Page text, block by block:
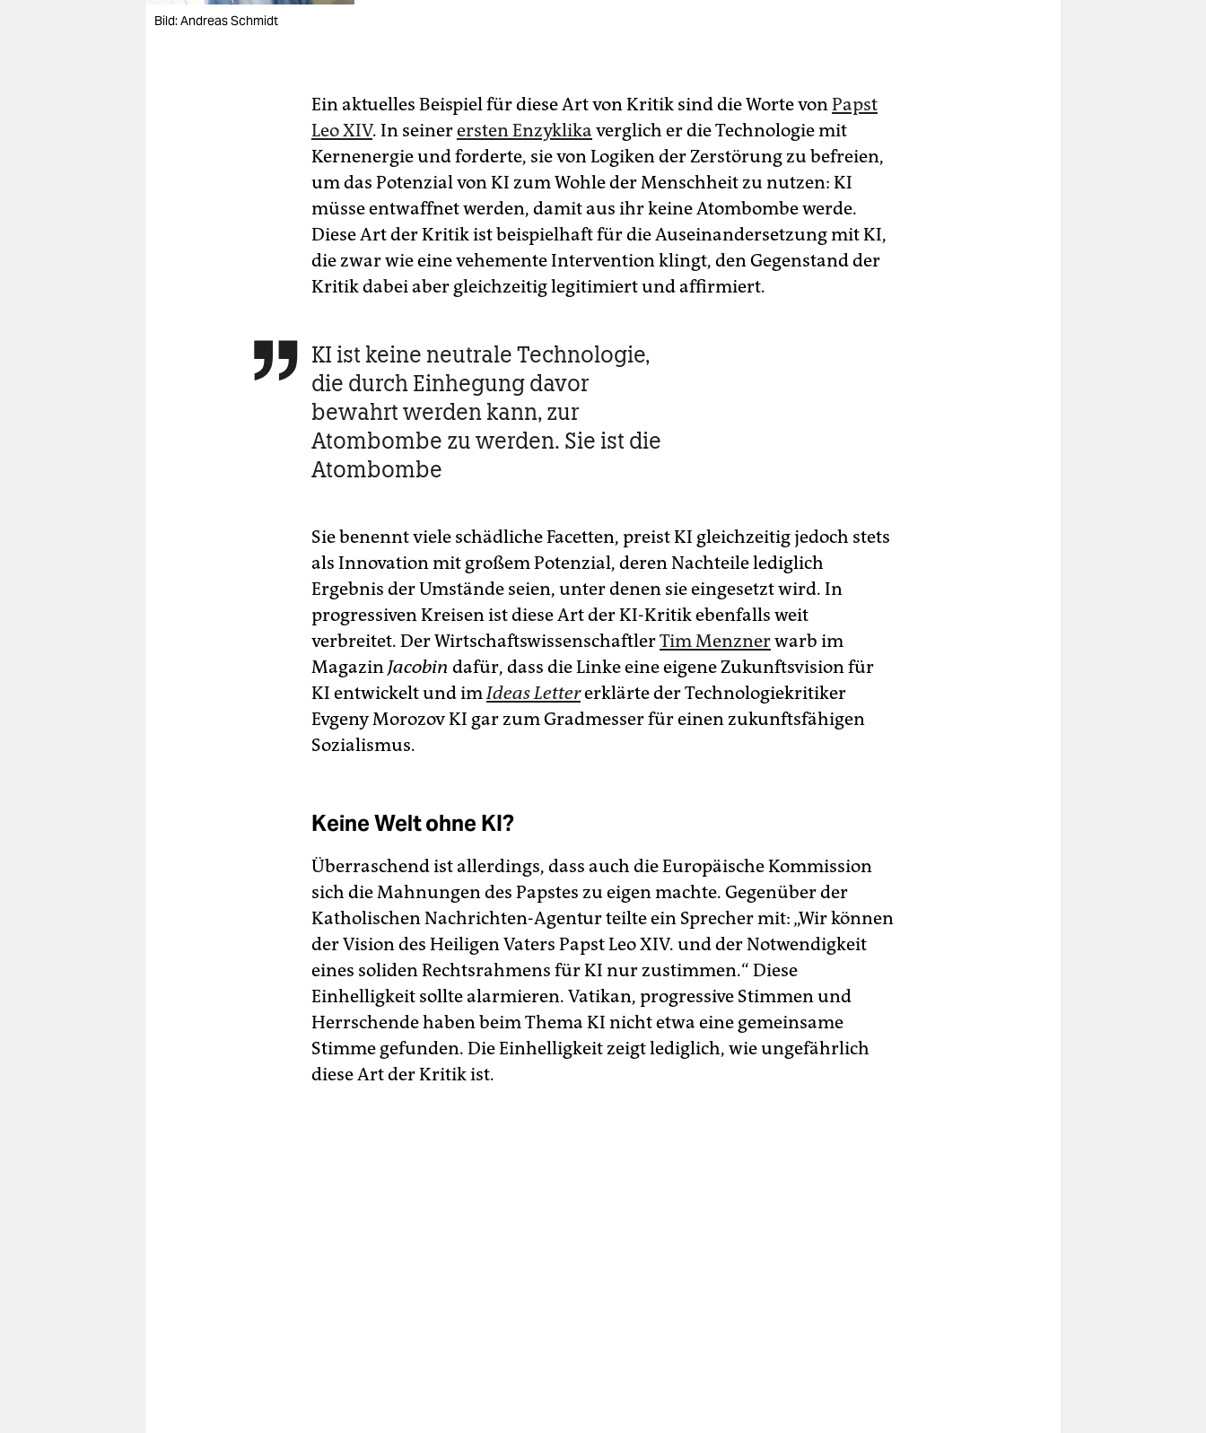
Bild: Andreas Schmidt
Ein aktuelles Beispiel für diese Art von Kritik sind die Worte vonPapst
Leo XIV. In seinerersten Enzyklika verglich er die Technologie mit
Kernenergie und forderte, sie von Logiken der Zerstörung zu befreien,
um das Potenzial von KI zum Wohle der Menschheit zu nutzen: KI
müsse entwaffnet werden, damit aus ihr keine Atombombe werde.
Diese Art der Kritik ist beispielhaft für die Auseinandersetzung mit KI,
die zwar wie eine vehemente Intervention klingt, den Gegenstand der
Kritik dabei aber gleichzeitig legitimiert und affirmiert.
 KI ist keine neutrale Technologie,
die durch Einhegung davor
bewahrt werden kann, zur
Atombombe zu werden. Sie ist die
Atombombe
Sie benennt viele schädliche Facetten, preist KI gleichzeitig jedoch stets
als Innovation mit großem Potenzial, deren Nachteile lediglich
Ergebnis der Umstände seien, unter denen sie eingesetzt wird. In
progressiven Kreisen ist diese Art der KI-Kritik ebenfalls weit
verbreitet. Der WirtschaftswissenschaftlerTim Menznerwarb im
Magazin Jacobin dafür, dass die Linke eine eigene Zukunftsvision für
KI entwickelt und imIdeas Lettererklärte der Technologiekritiker
Evgeny Morozov KI gar zum Gradmesser für einen zukunftsfähigen
Sozialismus.
Keine Welt ohne KI?
Überraschend ist allerdings, dass auch die Europäische Kommission
sich die Mahnungen des Papstes zu eigen machte. Gegenüber der
Katholischen Nachrichten-Agentur teilte ein Sprecher mit: „Wir können
der Vision des Heiligen Vaters Papst Leo XIV. und der Notwendigkeit
eines soliden Rechtsrahmens für KI nur zustimmen.“ Diese
Einhelligkeit sollte alarmieren. Vatikan, progressive Stimmen und
Herrschende haben beim Thema KI nicht etwa eine gemeinsame
Stimme gefunden. Die Einhelligkeit zeigt lediglich, wie ungefährlich
diese Art der Kritik ist.